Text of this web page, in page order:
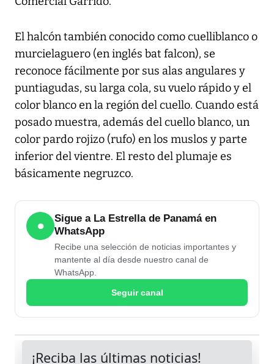
El halcón también conocido como cuelliblanco o
murcielaguero (en inglés bat falcon), se
reconoce fácilmente por sus alas angulares y
puntiagudas, su larga cola, su vuelo rápido y el
color blanco en la región del cuello. Cuando está
posado muestra, además del cuello blanco, un
color pardo rojizo (rufo) en los muslos y parte
inferior del vientre. El resto del plumaje es
básicamente negruzco.
●
Sigue a La Estrella de Panamá en
WhatsApp
Recibe una selección de noticias importantes y
mantente al día desde nuestro canal de
WhatsApp.
Seguir canal